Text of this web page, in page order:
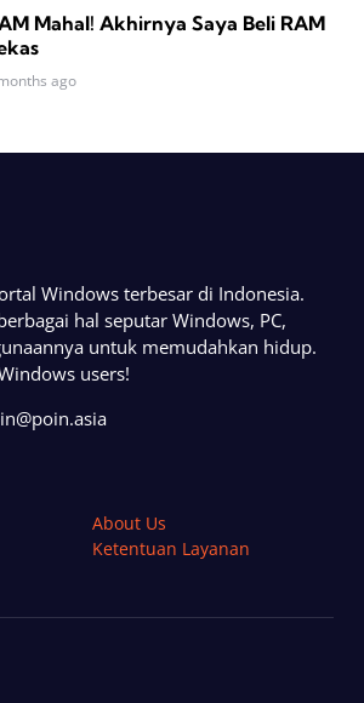
Mahal! Akhirnya Saya Beli RAM
ago
Windows terbesar di Indonesia.
hal seputar Windows, PC,
untuk memudahkan hidup.
users!
About Us
Ketentuan Layanan